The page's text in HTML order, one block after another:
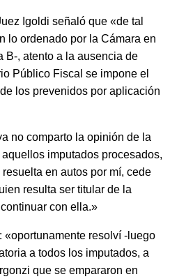
Igoldi señaló que «de tal
lo ordenado por la Cámara en
B-, atento a la ausencia de
Público Fiscal se impone el
los prevenidos por aplicación
no comparto la opinión de la
imputados procesados,
en autos por mí, cede
resulta ser titular de la
con ella.»
«oportunamente resolví -luego
a todos los imputados, a
que se empararon en